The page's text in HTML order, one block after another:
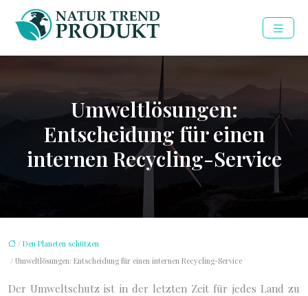
Umweltlösungen:
Entscheidung für einen
internen Recycling-Service
/ Den Planeten schützen
/ Umweltlösungen: Entscheidung für einen internen Recycling-Service
Der Umweltschutz ist in der letzten Zeit für jedes Land zu